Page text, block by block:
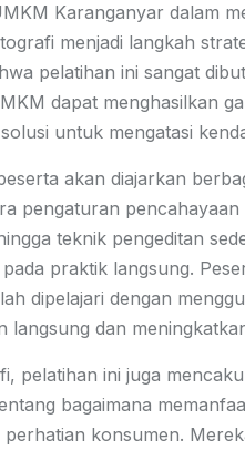
Karanganyar dalam
menjadi langkah
pelatihan ini sangat
dapat menghasilkan
untuk mengatasi
akan diajarkan
pengaturan
teknik pengeditan
praktik langsung.
dipelajari dengan
langsung dan
pelatihan ini juga
bagaimana
konsumen.